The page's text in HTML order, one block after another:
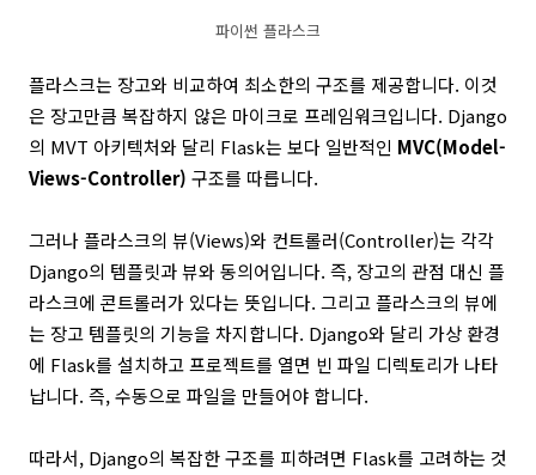
파이썬 플라스크
플라스크는 장고와 비교하여 최소한의 구조를 제공합니다. 이것
은 장고만큼 복잡하지 않은 마이크로 프레임워크입니다. Django
의 MVT 아키텍처와 달리 Flask는 보다 일반적인 MVC(Model-
Views-Controller) 구조를 따릅니다.
그러나 플라스크의 뷰(Views)와 컨트롤러(Controller)는 각각
Django의 템플릿과 뷰와 동의어입니다. 즉, 장고의 관점 대신 플
라스크에 콘트롤러가 있다는 뜻입니다. 그리고 플라스크의 뷰에
는 장고 템플릿의 기능을 차지합니다. Django와 달리 가상 환경
에 Flask를 설치하고 프로젝트를 열면 빈 파일 디렉토리가 나타
납니다. 즉, 수동으로 파일을 만들어야 합니다.
따라서, Django의 복잡한 구조를 피하려면 Flask를 고려하는 것